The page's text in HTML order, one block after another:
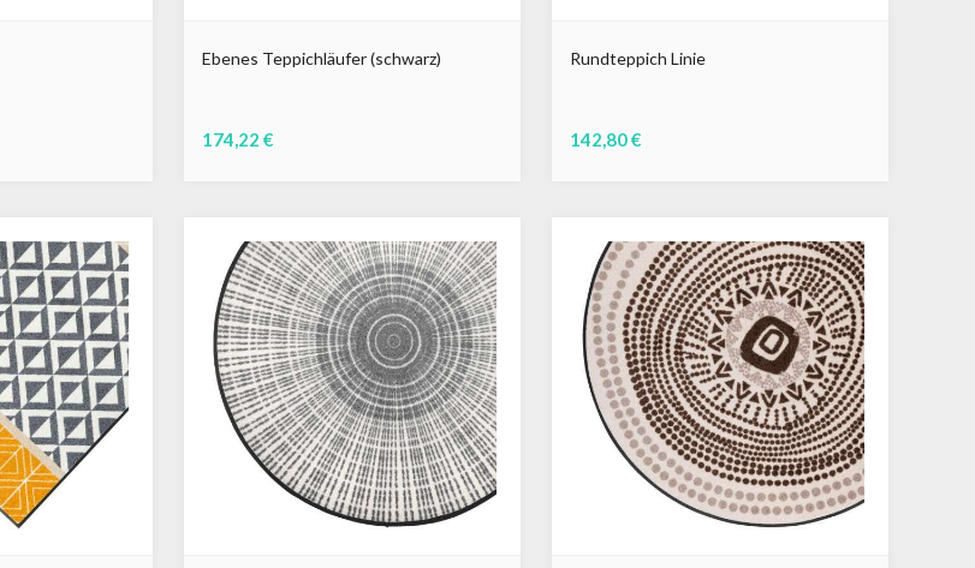
Ebenes Teppichläufer (schwarz)
174,22 €
Rundteppich Linie
142,80 €